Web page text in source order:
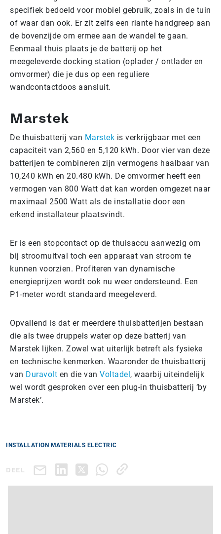
specifiek bedoeld voor mobiel gebruik, zoals in de tuin
of waar dan ook. Er zit zelfs een riante handgreep aan
de bovenzijde om ermee aan de wandel te gaan.
Eenmaal thuis plaats je de batterij op het
meegeleverde docking station (oplader / ontlader en
omvormer) die je dus op een reguliere
wandcontactdoos aansluit.
Marstek
De thuisbatterij van Marstek is verkrijgbaar met een
capaciteit van 2,560 en 5,120 kWh. Door vier van deze
batterijen te combineren zijn vermogens haalbaar van
10,240 kWh en 20.480 kWh. De omvormer heeft een
vermogen van 800 Watt dat kan worden omgezet naar
maximaal 2500 Watt als de installatie door een
erkend installateur plaatsvindt.
Er is een stopcontact op de thuisaccu aanwezig om
bij stroomuitval toch een apparaat van stroom te
kunnen voorzien. Profiteren van dynamische
energieprijzen wordt ook nu weer ondersteund. Een
P1-meter wordt standaard meegeleverd.
Opvallend is dat er meerdere thuisbatterijen bestaan
die als twee druppels water op deze batterij van
Marstek lijken. Zowel wat uiterlijk betreft als fysieke
en technische kenmerken. Waaronder de thuisbatterij
van Duravolt en die van Voltadel, waarbij uiteindelijk
wel wordt gesproken over een plug-in thuisbatterij ‘by
Marstek’.
INSTALLATION MATERIALS ELECTRIC
DEEL